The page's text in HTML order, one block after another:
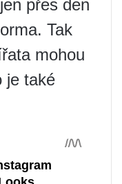
přes den
Tak
mohou
je také